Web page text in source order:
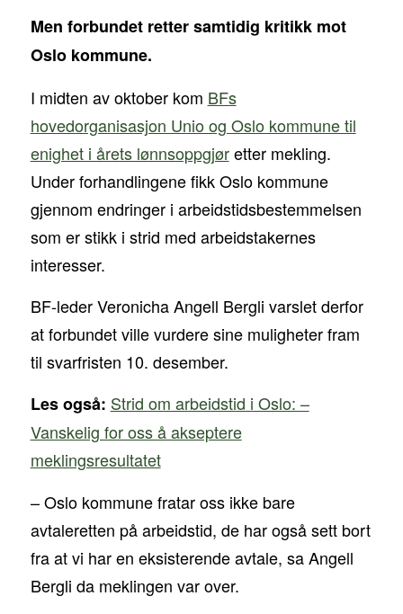
Men forbundet retter samtidig kritikk mot
Oslo kommune.
I midten av oktober kom BFs
hovedorganisasjon Unio og Oslo kommune til
enighet i årets lønnsoppgjøretter mekling.
Under forhandlingene fikk Oslo kommune
gjennom endringer i arbeidstidsbestemmelsen
som er stikk i strid med arbeidstakernes
interesser.
BF-leder Veronicha Angell Bergli varslet derfor
at forbundet ville vurdere sine muligheter fram
til svarfristen 10. desember.
Les også: Strid om arbeidstid i Oslo: –
Vanskelig for oss å akseptere
meklingsresultatet
– Oslo kommune fratar oss ikke bare
avtaleretten på arbeidstid, de har også sett bort
fra at vi har en eksisterende avtale, sa Angell
Bergli da meklingen var over.